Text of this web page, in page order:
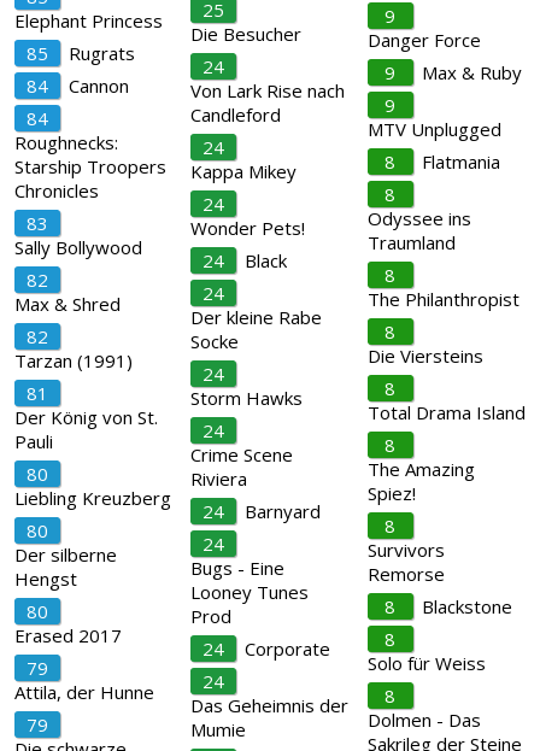
Elephant Princess
85
Rugrats
84
Cannon
84
Roughnecks:
Starship Troopers
Chronicles
83
Sally Bollywood
82
Max & Shred
82
Tarzan (1991)
81
Der König von St.
Pauli
80
Liebling Kreuzberg
80
Der silberne
Hengst
80
Erased 2017
79
Attila, der Hunne
79
25
Die Besucher
24
Von Lark Rise nach
Candleford
24
Kappa Mikey
24
Wonder Pets!
24
Black
24
Der kleine Rabe
Socke
24
Storm Hawks
24
Crime Scene
Riviera
24
Barnyard
24
Bugs - Eine
Looney Tunes
Prod
24
Corporate
24
Das Geheimnis der
Mumie
9
Danger Force
9
Max & Ruby
9
MTV Unplugged
8
Flatmania
8
Odyssee ins
Traumland
8
The Philanthropist
8
Die Viersteins
8
Total Drama Island
8
The Amazing
Spiez!
8
Survivors
Remorse
8
Blackstone
8
Solo für Weiss
8
Dolmen - Das
Sakrileg der Steine